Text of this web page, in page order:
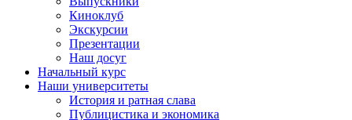
Киноклуб
Экскурсии
Презентации
Наш досуг
Начальный курс
Наши университеты
История и ратная слава
Публицистика и экономика